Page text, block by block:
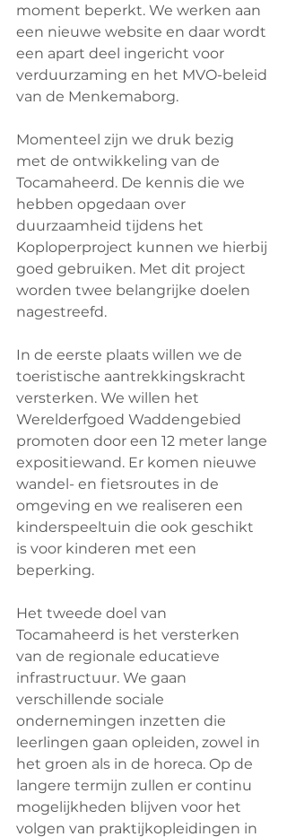
moment beperkt. We werken aan
een nieuwe website en daar wordt
een apart deel ingericht voor
verduurzaming en het MVO-beleid
van de Menkemaborg.
Momenteel zijn we druk bezig
met de ontwikkeling van de
Tocamaheerd. De kennis die we
hebben opgedaan over
duurzaamheid tijdens het
Koploperproject kunnen we hierbij
goed gebruiken. Met dit project
worden twee belangrijke doelen
nagestreefd.
In de eerste plaats willen we de
toeristische aantrekkingskracht
versterken. We willen het
Werelderfgoed Waddengebied
promoten door een 12 meter lange
expositiewand. Er komen nieuwe
wandel- en fietsroutes in de
omgeving en we realiseren een
kinderspeeltuin die ook geschikt
is voor kinderen met een
beperking.
Het tweede doel van
Tocamaheerd is het versterken
van de regionale educatieve
infrastructuur. We gaan
verschillende sociale
ondernemingen inzetten die
leerlingen gaan opleiden, zowel in
het groen als in de horeca. Op de
langere termijn zullen er continu
mogelijkheden blijven voor het
volgen van praktijkopleidingen in